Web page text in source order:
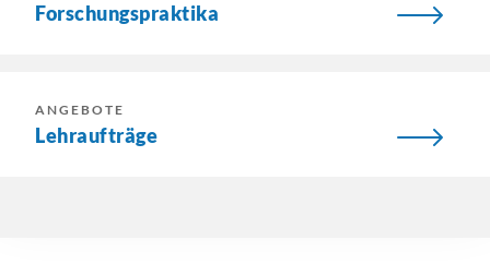
Forschungspraktika
ANGEBOTE
Lehraufträge